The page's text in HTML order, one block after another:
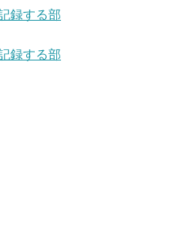
録する部
録する部